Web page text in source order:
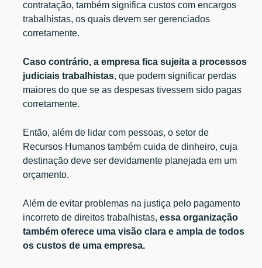
contratação, também significa custos com encargos
trabalhistas, os quais devem ser gerenciados
corretamente.
Caso contrário, a empresa fica sujeita a processos
judiciais trabalhistas, que podem significar perdas
maiores do que se as despesas tivessem sido pagas
corretamente.
Então, além de lidar com pessoas, o setor de
Recursos Humanos também cuida de dinheiro, cuja
destinação deve ser devidamente planejada em um
orçamento.
Além de evitar problemas na justiça pelo pagamento
incorreto de direitos trabalhistas,essa organização
também oferece uma visão clara e ampla de todos
os custos de uma empresa.